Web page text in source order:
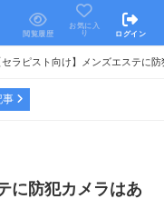
閲覧履歴
お気に入
り
ログイン
セラピスト向け】メンズエステに
事
に防犯カメラはあ